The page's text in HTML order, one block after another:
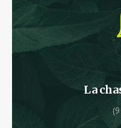
La
Acros de la